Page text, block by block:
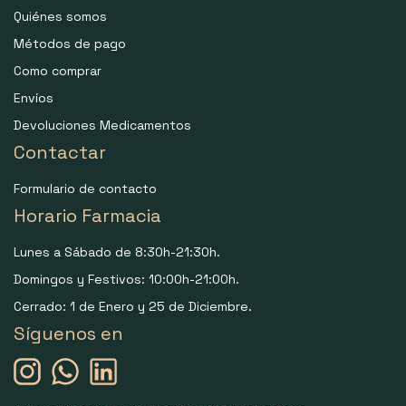
Quiénes somos
Métodos de pago
Como comprar
Envíos
Devoluciones Medicamentos
Contactar
Formulario de contacto
Horario Farmacia
Lunes a Sábado de 8:30h-21:30h.
Domingos y Festivos: 10:00h-21:00h.
Cerrado: 1 de Enero y 25 de Diciembre.
Síguenos en